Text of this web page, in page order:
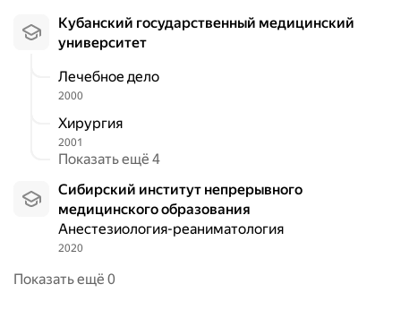
Кубанский государственный медицинский
университет
Лечебное дело
2000
Хирургия
2001
Показать ещё 4
Сибирский институт непрерывного
медицинского образования
Анестезиология-реаниматология
2020
Показать ещё 0